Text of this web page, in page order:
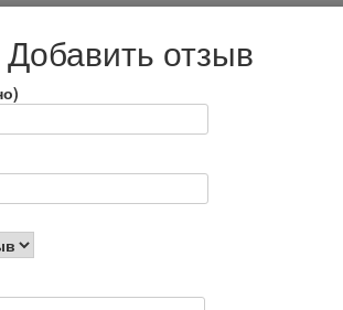
и кучей всяких химикатов в
внимание, устала после работы.
свиной жир. Структура продукта
а из мозгов, прямо-таки
хлеба с ним, но этого было
слышу жир, нет и намёка на печень,
в нём это то, что не было изжоги или
названием «ГЛАВПРОДУКТ» ожидаешь
Добавить отзыв